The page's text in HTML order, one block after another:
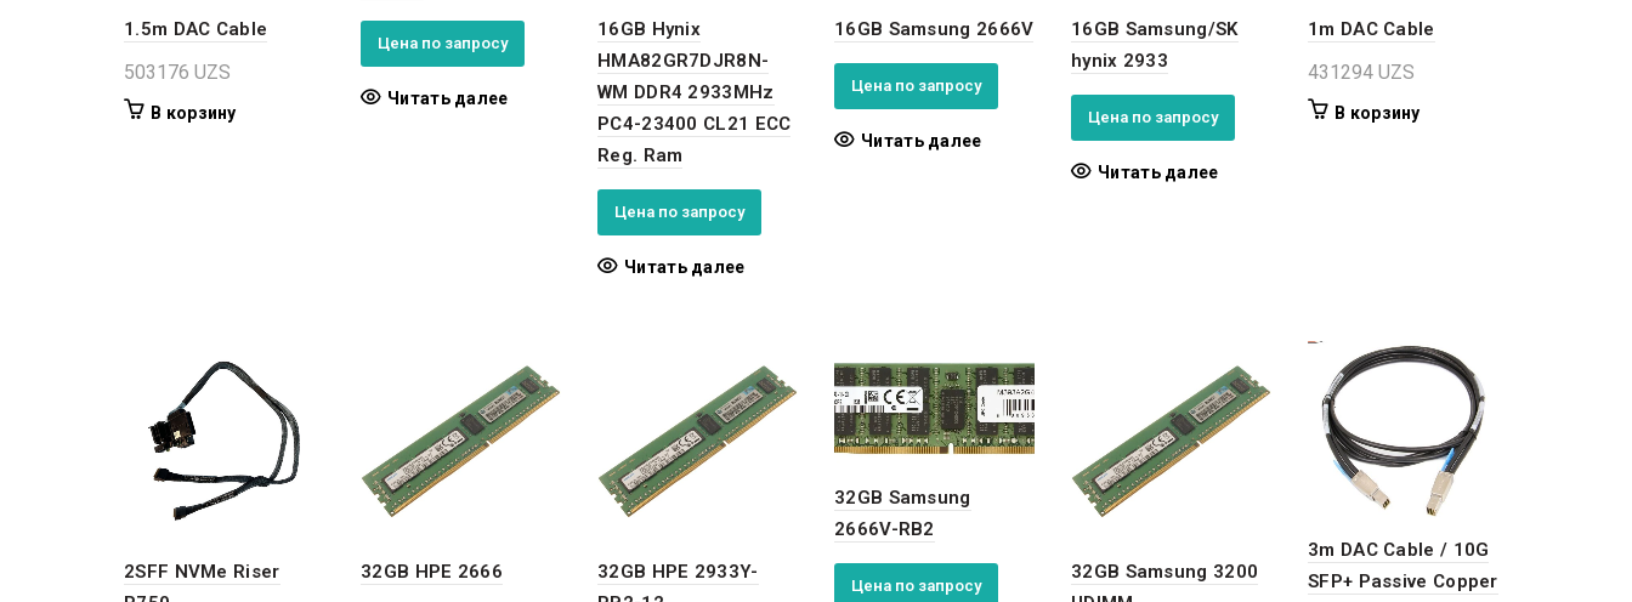
1.5m DAC Cable
503176 UZS
В корзину
Цена по запросу
Читать далее
16GB Hynix
HMA82GR7DJR8N-
WM DDR4 2933MHz
PC4-23400 CL21 ECC
Reg. Ram
Цена по запросу
Читать далее
16GB Samsung 2666V
Цена по запросу
Читать далее
16GB Samsung/SK
hynix 2933
Цена по запросу
Читать далее
1m DAC Cable
431294 UZS
В корзину
2SFF NVMe Riser
32GB HPE 2666
32GB HPE 2933Y-
32GB Samsung
2666V-RB2
Цена по запросу
32GB Samsung 3200
3m DAC Cable / 10G
SFP+ Passive Copper